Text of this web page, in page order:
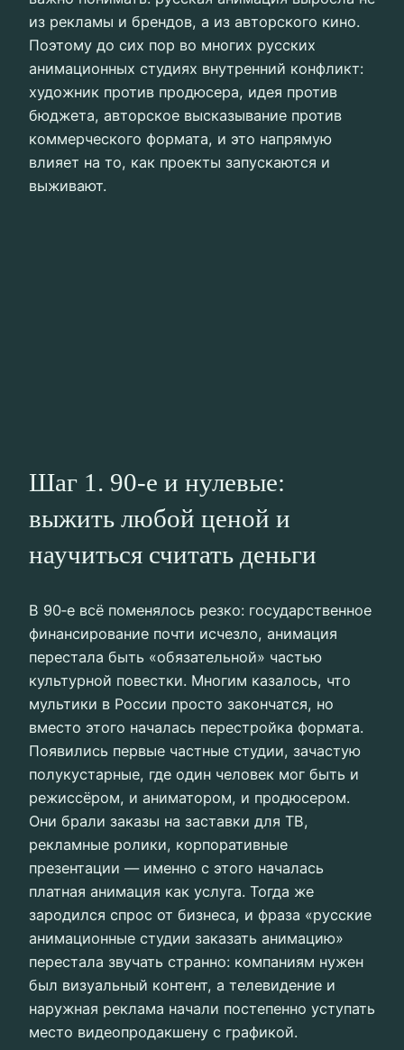
из рекламы и брендов, а из авторского кино.
Поэтому до сих пор во многих русских
анимационных студиях внутренний конфликт:
художник против продюсера, идея против
бюджета, авторское высказывание против
коммерческого формата, и это напрямую
влияет на то, как проекты запускаются и
выживают.
Шаг 1. 90‑е и нулевые:
выжить любой ценой и
научиться считать деньги
В 90‑е всё поменялось резко: государственное
финансирование почти исчезло, анимация
перестала быть «обязательной» частью
культурной повестки. Многим казалось, что
мультики в России просто закончатся, но
вместо этого началась перестройка формата.
Появились первые частные студии, зачастую
полукустарные, где один человек мог быть и
режиссёром, и аниматором, и продюсером.
Они брали заказы на заставки для ТВ,
рекламные ролики, корпоративные
презентации — именно с этого началась
платная анимация как услуга. Тогда же
зародился спрос от бизнеса, и фраза «русские
анимационные студии заказать анимацию»
перестала звучать странно: компаниям нужен
был визуальный контент, а телевидение и
наружная реклама начали постепенно уступать
место видеопродакшену с графикой.